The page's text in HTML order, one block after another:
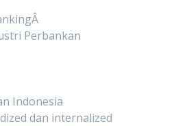
Perbankan
Indonesia
dan internalized